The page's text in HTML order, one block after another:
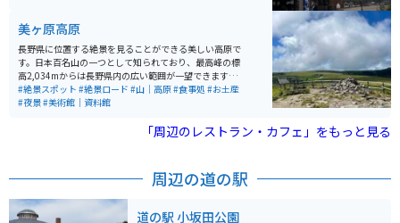
では、種類豊富なワインが売られています。またカフェ
では、巨峰ソフトが売られていて、晴れている日はテラ
ス席で景色を楽しみながらソフトクリームが味わえま
す。
美ヶ原高原
長野県に位置する絶景を見ることができる美しい高原で
す。日本百名山の一つとして知られており、最高峰の標
高2,034mからは長野県内の広い範囲が一望できます。
高原を散策したり、美ヶ原高原美術館や山小屋のような
土産物屋さんに寄ったりすることができます。魅力的な
#絶景スポット #絶景ロード #山｜高原#食事処 #お土産
#夜景#美術館｜資料館
「周辺のレストラン・カフェ」をもっと見る
周辺の道の駅
道の駅 小坂田公園